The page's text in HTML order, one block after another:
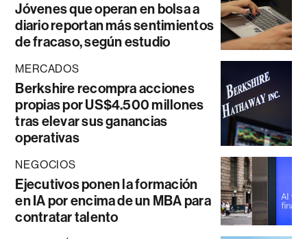
Jóvenes que operan en bolsa a
diario reportan más sentimientos
de fracaso, según estudio
MERCADOS
Berkshire recompra acciones
propias por US$4.500 millones
tras elevar sus ganancias
operativas
NEGOCIOS
Ejecutivos ponen la formación
en IA por encima de un MBA para
contratar talento